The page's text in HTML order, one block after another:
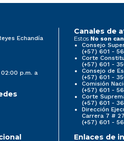
Echandía
p.m. a
Canales de
Estos No son
Consejo
(+57) 601 -
Corte
(+57) 601 -
Consejo de
(+57) 601 -
Comisión
(+57) 601 -
Corte
(+57) 601 -
Dirección
Carrera 7 #
(+57) 601 -
Enlaces de